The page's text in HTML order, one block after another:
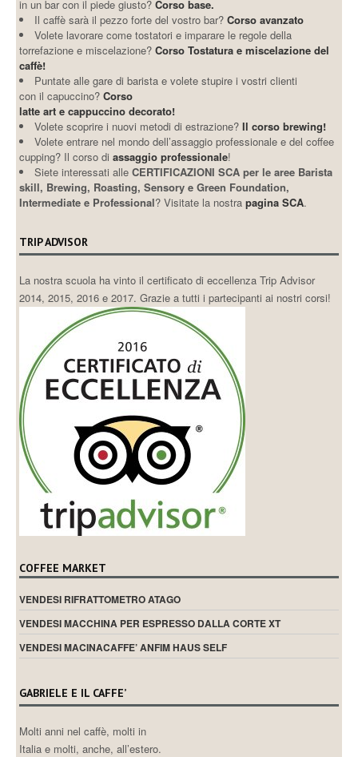
in un bar con il piede giusto? Corso base.
Il caffè sarà il pezzo forte del vostro bar?Corso avanzato
Volete lavorare come tostatori e imparare le regole della
torrefazione e miscelazione?Corso Tostatura e miscelazione del
caffè!
Puntate alle gare di barista e volete stupire i vostri clienti
con il capuccino?Corso
latte art e cappuccino decorato!
Volete scoprire i nuovi metodi di estrazione?Il corso brewing!
Volete entrare nel mondo dell’assaggio professionale e del coffee
cupping? Il corso diassaggio professionale!
Siete interessati alleCERTIFICAZIONI SCA per le aree Barista
skill, Brewing, Roasting, Sensory e Green Foundation,
Intermediate e Professional? Visitate la nostrapagina SCA.
TRIP ADVISOR
La nostra scuola ha vinto il certificato di eccellenza Trip Advisor
2014, 2015, 2016 e 2017. Grazie a tutti i partecipanti ai nostri corsi!
COFFEE MARKET
VENDESI RIFRATTOMETRO ATAGO
VENDESI MACCHINA PER ESPRESSO DALLA CORTE XT
VENDESI MACINACAFFE’ ANFIM HAUS SELF
GABRIELE E IL CAFFE’
Molti anni nel caffè, molti in
Italia e molti, anche, all’estero.